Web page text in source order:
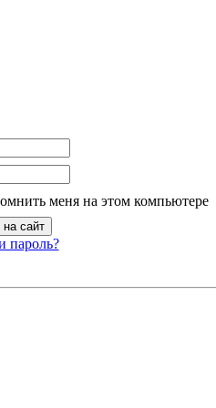
меня на этом компьютере
пароль?